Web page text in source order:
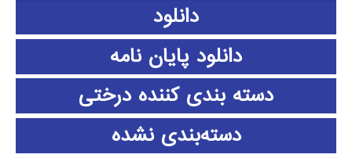
دانلود
دانلود پايان نامه
دسته بندی کننده درختی
دسته‌بندی نشده